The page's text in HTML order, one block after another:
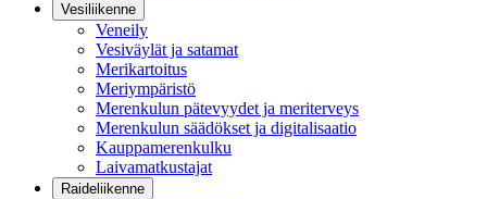
Vesiliikenne
Veneily
Vesiväylät ja satamat
Merikartoitus
Meriympäristö
Merenkulun pätevyydet ja meriterveys
Merenkulun säädökset ja digitalisaatio
Kauppamerenkulku
Laivamatkustajat
Raideliikenne